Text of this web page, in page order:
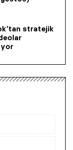
stratejik